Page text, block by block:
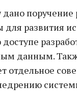
поручение
для развития
данным.
отдельное